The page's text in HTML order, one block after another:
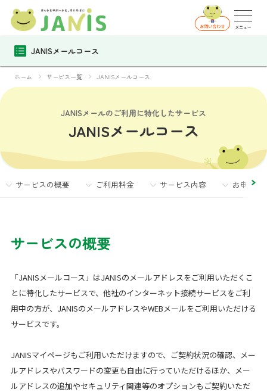
JANISメールコース
ホーム サービス一覧 JANISメールコース
JANISメールのご利用に特化したサービス
JANISメールコース
サービスの概要 ご利用料金 サービス内容 お申し込
サービスの概要
「JANISメールコース」はJANISのメールアドレスをご利用いただくこ
とに特化したサービスで、他社のインターネット接続サービスをご利
用中の方が、JANISのメールアドレスやWEBメールをご利用いただける
サービスです。
JANISマイページもご利用いただけますので、ご契約状況の確認、メー
ルアドレスやパスワードの変更も自由に行っていただけるほか、メー
ルアドレスの追加やセキュリティ関連等のオプションもご契約いただ